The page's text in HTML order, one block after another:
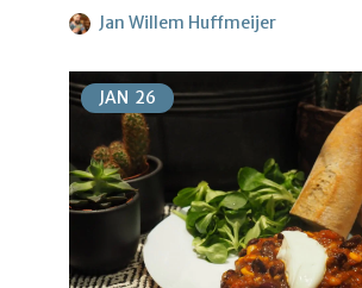
Jan Willem Huffmeijer
JAN 26